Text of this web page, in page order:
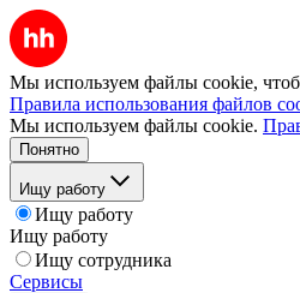
Мы используем файлы cookie,
Правила использования файлов
Мы используем файлы cookie.
Понятно
Ищу работу
Ищу работу
Ищу работу
Ищу сотрудника
Сервисы